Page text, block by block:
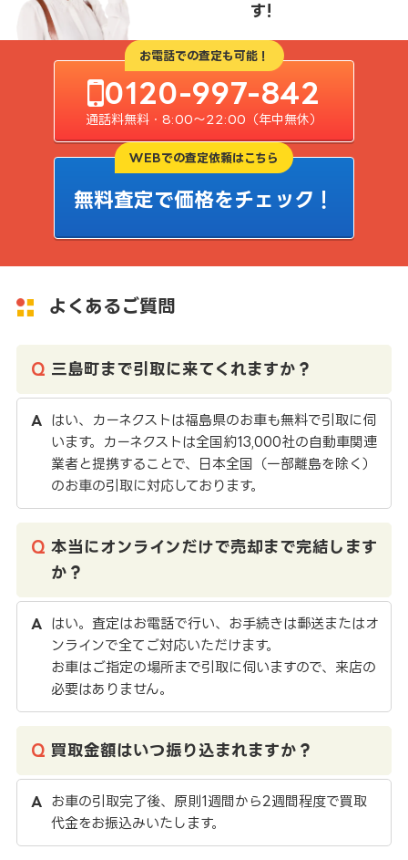
す!
お電話での査定も可能！
0120-997-842
通話料無料・8:00〜22:00（年中無休）
WEBでの査定依頼はこちら
無料査定で価格をチェック！
よくあるご質問
三島町まで引取に来てくれますか？
はい、カーネクストは福島県のお車も無料で引取に伺
います。カーネクストは全国約13,000社の自動車関連
業者と提携することで、日本全国（一部離島を除く）
のお車の引取に対応しております。
本当にオンラインだけで売却まで完結します
か？
はい。査定はお電話で行い、お手続きは郵送またはオ
ンラインで全てご対応いただけます。
お車はご指定の場所まで引取に伺いますので、来店の
必要はありません。
買取金額はいつ振り込まれますか？
お車の引取完了後、原則1週間から2週間程度で買取
代金をお振込みいたします。